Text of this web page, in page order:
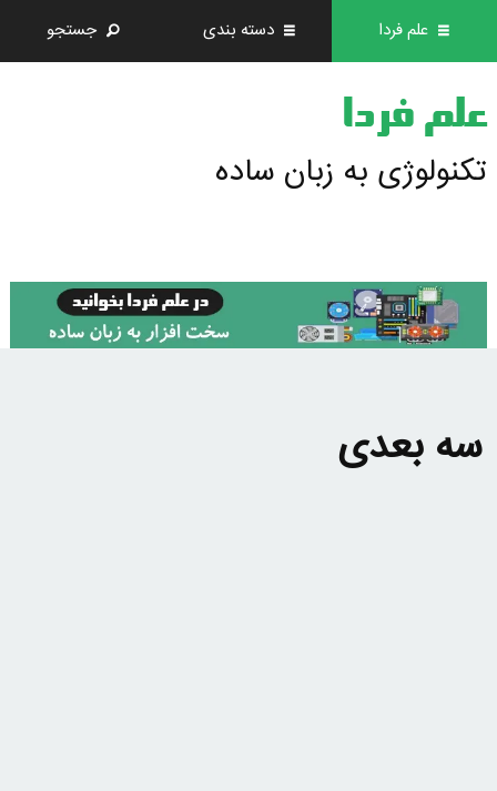
علم فردا دسته بندی جستجو
علم فردا
تکنولوژی به زبان ساده
سه بعدی